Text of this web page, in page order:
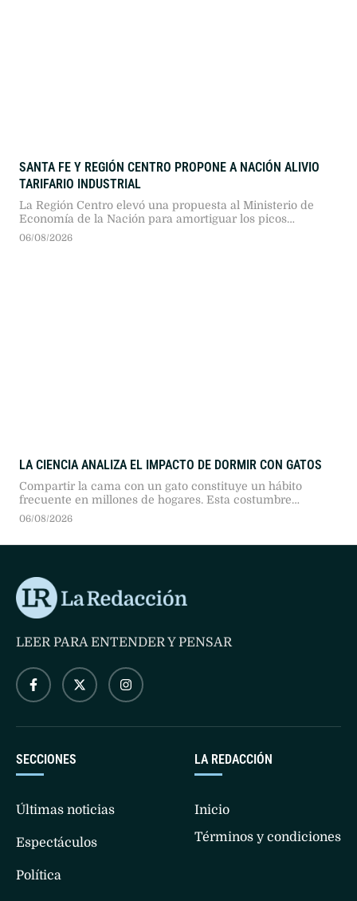
SANTA FE Y REGIÓN CENTRO PROPONE A NACIÓN ALIVIO
TARIFARIO INDUSTRIAL
La Región Centro elevó una propuesta al Ministerio de
Economía de la Nación para amortiguar los picos
tarifarios de invierno en las industrias. La iniciativa
06/08/2026
LA CIENCIA ANALIZA EL IMPACTO DE DORMIR CON GATOS
Compartir la cama con un gato constituye un hábito
frecuente en millones de hogares. Esta costumbre
despierta debates continuos entre los beneficios afectivos
06/08/2026
LA REDACCIÓN
Inicio
Términos y condiciones
SECCIONES
Últimas noticias
Espectáculos
Política
LEER PARA ENTENDER Y PENSAR